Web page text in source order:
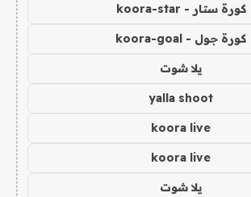
كورة ستار - koora-star
كورة جول - koora-goal
يلا شوت
yalla shoot
koora live
koora live
يلا شوت